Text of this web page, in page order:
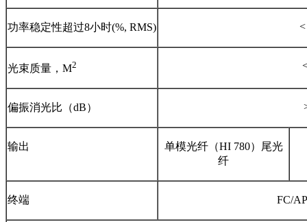
功率稳定性超过8小时(%, RMS)
光束质量，M2
偏振消光比（dB）
输出
单模光纤（HI 780）尾光
纤
终端 FC/